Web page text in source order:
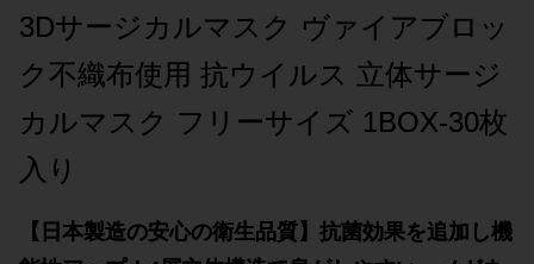
3Dサージカルマスク ヴァイアブロッ
ク不織布使用 抗ウイルス 立体サージ
カルマスク フリーサイズ 1BOX-30枚
入り
【日本製造の安心の衛生品質】抗菌効果を追加し機